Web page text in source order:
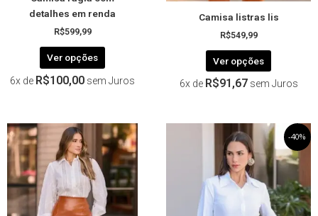
detalhes em renda
R$599,99
Ver opções
produto
6x de R$100,00 sem Juros
Camisa listras lis
R$549,99
Ver opções
produto
6x de R$91,67 sem Juros
Este
produto
tem
várias
variantes.
As
-40%
preço
original
era:
R$329,99.
preço
atual
é:
Este
produto
tem
várias
variantes.
As